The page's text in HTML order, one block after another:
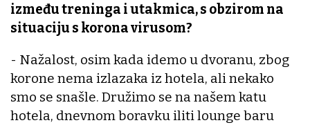
između treninga i utakmica, s obzirom na
situaciju s korona virusom?
- Nažalost, osim kada idemo u dvoranu, zbog
korone nema izlazaka iz hotela, ali nekako
smo se snašle. Družimo se na našem katu
hotela, dnevnom boravku iliti lounge baru